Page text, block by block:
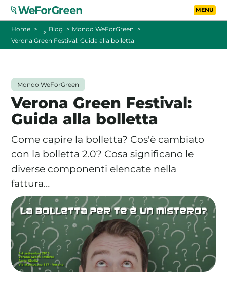
Vai al contenuto
TARIFFE
FOTOVOLTAICO A DISTANZA
FAQ
BLOG
CONTATTI
PASSA A WEFORGREEN
Home Blog
Mondo WeForGreen
Verona Green Festival: Guida alla bolletta
Mondo WeForGreen
Verona Green Festival:
Guida alla bolletta
Come capire la bolletta? Cos'è cambiato
con la bolletta 2.0? Cosa significano le
diverse componenti elencate nella
fattura…